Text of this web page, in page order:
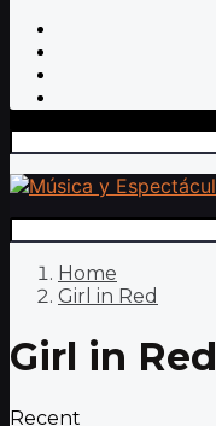
Home
Girl in Red
Girl in Red
Recent